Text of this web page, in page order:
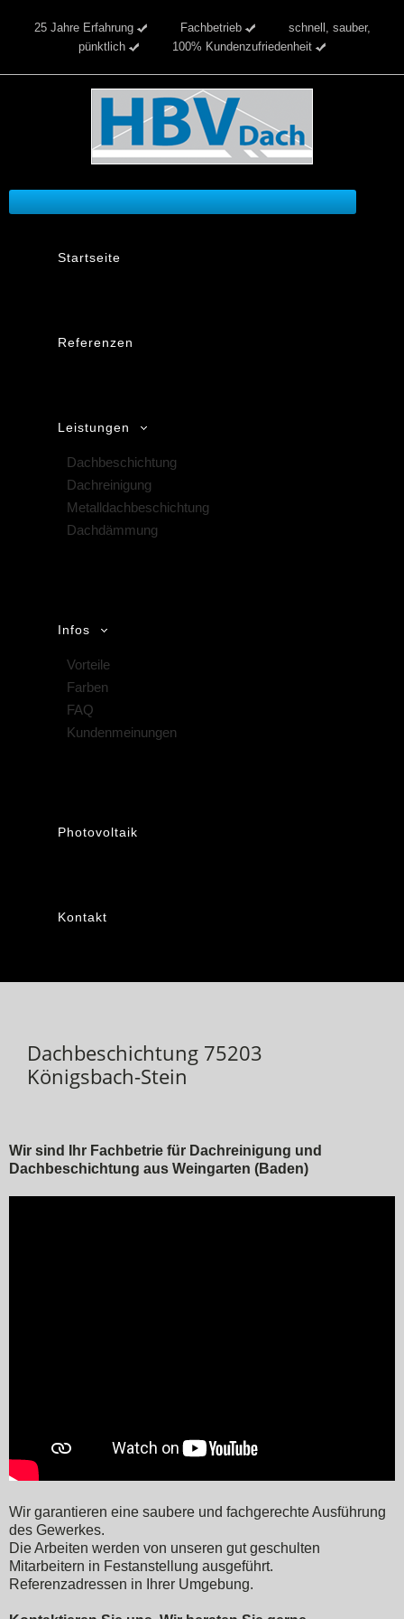
25 Jahre Erfahrung Fachbetrieb
schnell, sauber,
pünktlich
100% Kundenzufriedenheit
Startseite
Referenzen
Leistungen
Dachbeschichtung
Dachreinigung
Metalldachbeschichtung
Dachdämmung
Infos
Vorteile
Farben
FAQ
Kundenmeinungen
Photovoltaik
Kontakt
Dachbeschichtung 75203
Königsbach-Stein
Wir sind Ihr Fachbetrie für Dachreinigung und
Dachbeschichtung aus Weingarten (Baden)
Wir garantieren eine saubere und fachgerechte Ausführung
des Gewerkes.
Die Arbeiten werden von unseren gut geschulten
Mitarbeitern in Festanstellung ausgeführt.
Referenzadressen in Ihrer Umgebung.